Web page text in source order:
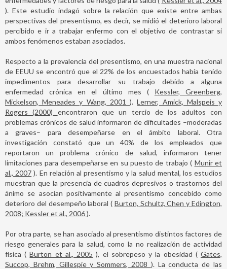
). Este estudio indagó sobre la relación que existe entre ambas
perspectivas del presentismo, es decir, se midió el deterioro laboral
percibido e ir a trabajar enfermo con el objetivo de contrastar si
ambos fenómenos estaban asociados.
Respecto a la prevalencia del presentismo, en una muestra nacional
de EEUU se encontró que el 22% de los encuestados había tenido
impedimentos para desarrollar su trabajo debido a alguna
enfermedad crónica en el último mes ( Kessler, Greenberg,
Mickelson, Meneades y Wang, 2001).Lerner, Amick, Malspeis y
Rogers (2000) encontraron que un tercio de los adultos con
problemas crónicos de salud informaron de dificultades –moderadas
a graves– para desempeñarse en el ámbito laboral. Otra
investigación constató que un 40% de los empleados que
reportaron un problema crónico de salud, informaron tener
limitaciones para desempeñarse en su puesto de trabajo ( Munir et
al., 2007 ). En relación al presentismo y la salud mental, los estudios
muestran que la presencia de cuadros depresivos o trastornos del
ánimo se asocian positivamente al presentismo concebido como
deterioro del desempeño laboral ( Burton, Schultz, Chen y Edington,
2008; Kessler et al., 2006).
Por otra parte, se han asociado al presentismo distintos factores de
riesgo generales para la salud, como la no realización de actividad
física (Burton et al., 2005 ), el sobrepeso y la obesidad (Gates,
Succop, Brehm, Gillespie y Sommers, 2008 ). La conducta de las